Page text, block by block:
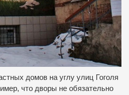
домов на углу улиц Гоголя
что дворы не обязательно